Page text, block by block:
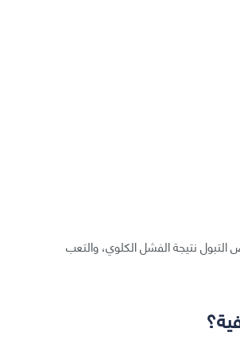
نتيجة الفشل الكلوي، والتعب